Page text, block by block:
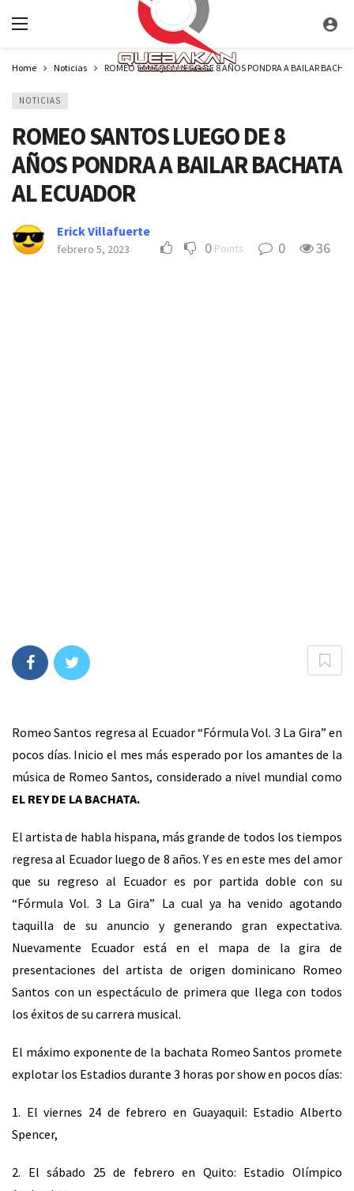
Home Noticias ROMEO SANTOS LUEGO DE 8 AÑOS PONDRA A BAILAR
NOTICIAS
ROMEO SANTOS LUEGO DE 8
AÑOS PONDRA A BAILAR BACHATA
AL ECUADOR
Erick Villafuerte
febrero 5, 2023 0 Points 0 36
Romeo Santos regresa al Ecuador “Fórmula Vol. 3 La Gira” en
pocos días. Inicio el mes más esperado por los amantes de la
música de Romeo Santos, considerado a nivel mundial como
EL REY DE LA BACHATA.
El artista de habla hispana, más grande de todos los tiempos
regresa al Ecuador luego de 8 años. Y es en este mes del amor
que su regreso al Ecuador es por partida doble con su
“Fórmula Vol. 3 La Gira” La cual ya ha venido agotando
taquilla de su anuncio y generando gran expectativa.
Nuevamente Ecuador está en el mapa de la gira de
presentaciones del artista de origen dominicano Romeo
Santos con un espectáculo de primera que llega con todos
los éxitos de su carrera musical.
El máximo exponente de la bachata Romeo Santos promete
explotar los Estadios durante 3 horas por show en pocos días:
1. El viernes 24 de febrero en Guayaquil: Estadio Alberto
Spencer,
2. El sábado 25 de febrero en Quito: Estadio Olímpico